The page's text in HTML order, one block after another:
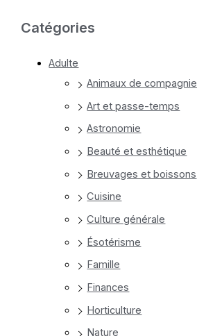
Catégories
Adulte
Animaux de compagnie
Art et passe-temps
Astronomie
Beauté et esthétique
Breuvages et boissons
Cuisine
Culture générale
Ésotérisme
Famille
Finances
Horticulture
Nature